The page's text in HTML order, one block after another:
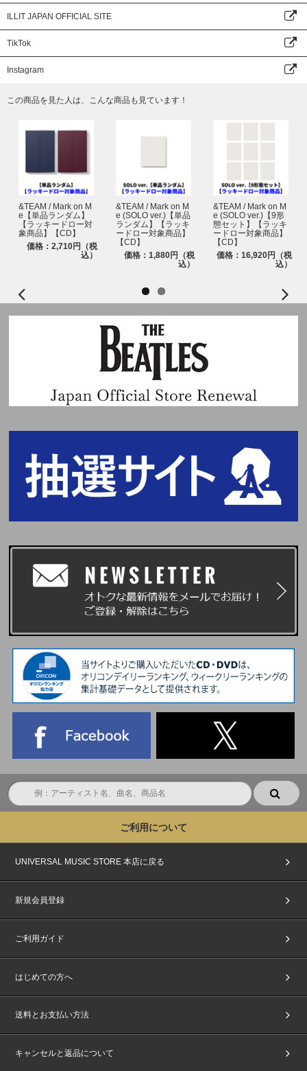
対象販売サイトにて【横浜公演記念ラッキードロー&「メンバー個別シール
交換会」対象】各商品をご注文(決済完了)と同時に自動エントリーになり、
お客様からの別途お申込み作業は必要ございません。
※上記受付期間以外は対象商品をご購入いただけません｡すでにご購入済み
の商品は対象外になりますので、ご了承ください。
※受付締切間近などの時間帯によっては、ご購入応募画面に繋がりにくい場
どちらも応募者の情報でご登録およびご注文をお願いいたします。
受信容量や迷惑メールの設定により、メールをお受け取りいただけないお客
様が多く見受けられます。【@weverse.io】からのメールが受信できるよう
本イベントの抽選発表は、抽選システム「chord」の『enchord(エンコー
ド)』を採用しています。ご参加にあたり、『パスコード(chord発行電子チ
ケット)』1枚につき、1台のスマートフォン(タブレット含む)が必要となり
ます。
ご購入と同時に自動エントリーとなるため、chordへの会員登録(無料)は不
要ですが、chord＜@cdefgah.net＞からのメールが受信できるように、ご利
用端末の受信設定をしておいてください。
https://cdefgah.net/results-choic
エンコード(本イベント用当落結果ご確認ページ)にログインする際は、ご購
入時にストアで登録された「メールアドレス」および「電話番号」の入力が
※エンコード(本イベント用当落結果ご確認ページ)にログインする際は、ご
購入時にストアで登録された「メールアドレス」および「電話番号」の入力
が必要です。※必ずお一人様につき、1つのメールアドレスをご使用くださ
い。複数の方が同じメールアドレスを使用されるとchordからのメールが届
かなくなります。また、chordパスコードページへのログインもできなくな
※ご注文・ご登録の際に入力するお名前は＜必ず日本語(漢字・ひらがな・
カタカナ)＞にてご入力ください。ただし、お名前が、英ローマ字の場合
は、英ローマ字(全角)にてご入力ください。それ以外の言語でのご入力はイ
ベント応募対象外になります。ご注意ください。
『主催者が指定する顔写真付きの指定身分証明書』の表記にあわせてお名前
※ご購入の際、イベントに参加を希望されるご本人様のお名前で必ずご入力
ご了承ください。
※いかなる場合も、当落についてはお問い合わせいただいてもお答えいたし
かねます。あらかじめご了承ください。
ール交換会」対象商品】をご購入いただいたお客様を対象に抽選を行い、c
hordよりメールにて「当選」および「落選」をお知らせいたします。
※エンコード(本イベント用当落結果ご確認ページ)からも、当選・落選をご
確認いただけます。
※当選メールは、イベント終了時まで大切に保管してください。
※当落メールの配信は目安時間になり、前後する可能性がございます。
イベント当日は、当選者受付にてご本人確認を行います。
1.『パスコード(chord発行電子チケット)』
2.『主催者が指定する顔写真付きの指定身分証明書』(写真・コピー・期限
をご持参の上、ご案内する「集合時間」にお集まりください。
※上記2点をお持ちでない方は、いかなる理由があってもご参加いただけま
せん。あらかじめご了承ください。
『パスコード』は売買・譲渡の防止のため、＜イベント前日20:00頃＞にch
ordより発券メールにてご案内いたします。
※ご参加にあたり、『パスコード』1枚につき、1台のスマートフォン(タブ
レット含む)が必要になります。
※ショーケースイベントの座席番号はランダムにて発行いたします。
※スマートフォン・タブレット(一部機種を除く)をお持ちでない方はイベン
トへご参加いただけません。あらかじめ、ご了承ください。
■ご本人確認について
イベント/特典会当日は、当選者受付にてご本人確認を行います。
必要な身分証の種類､注意事項を必ず事前にご確認ください｡ご確認いただけ
https://www.universal-music.co.jp/illit/honnin-kakunin/
ILLIT JAPAN OFFICIAL SITE
TikTok
Instagram
この商品を見た人は、こんな商品も見ています！
&TEAM / Mark on M
e【単品ランダム】
【ラッキードロー対
象商品】【CD】
価格：2,710円（税
込）
&TEAM / Mark on M
e (SOLO ver.)【単品
ランダム】【ラッキ
ードロー対象商品】
【CD】
価格：1,880円（税
込）
&TEAM / Mark on M
e (SOLO ver.)【9形
態セット】【ラッキ
ードロー対象商品】
【CD】
価格：16,920円（税
込）
ご利用について
UNIVERSAL MUSIC STORE 本店に戻る
新規会員登録
ご利用ガイド
はじめての方へ
送料とお支払い方法
キャンセルと返品について